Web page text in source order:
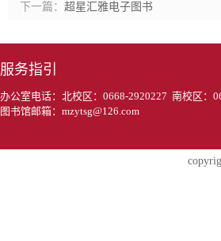
下一篇： 超星汇雅电子图书
服务指引
办公室电话：北校区：0668-2920227 南校区：
图书馆邮箱：mzytsg@126.com